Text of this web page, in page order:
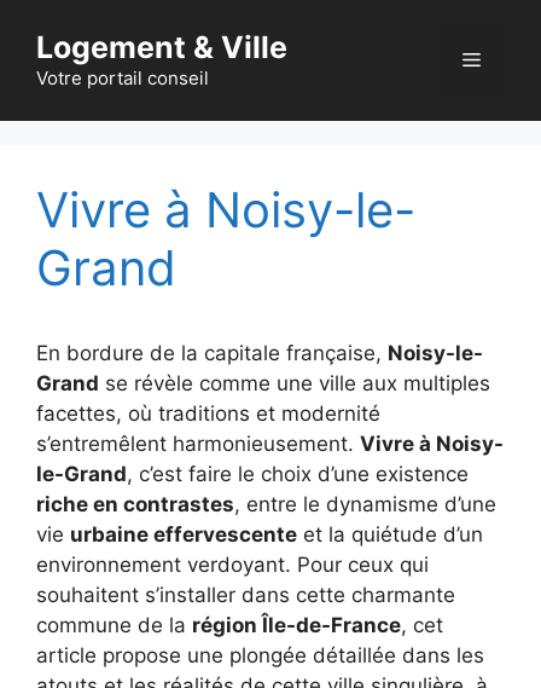
contenu
Logement & Ville
Votre portail conseil
Menu
Vivre à Noisy-le-
Grand
En bordure de la capitale française, Noisy-le-
Grand se révèle comme une ville aux multiples
facettes, où traditions et modernité
s’entremêlent harmonieusement. Vivre à Noisy-
le-Grand, c’est faire le choix d’une existence
riche en contrastes, entre le dynamisme d’une
vie urbaine effervescente et la quiétude d’un
environnement verdoyant. Pour ceux qui
souhaitent s’installer dans cette charmante
commune de la région Île-de-France, cet
article propose une plongée détaillée dans les